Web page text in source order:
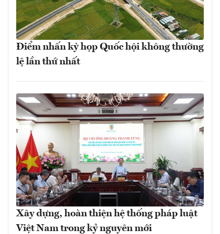
Điểm nhấn kỳ họp Quốc hội không thường
lệ lần thứ nhất
Xây dựng, hoàn thiện hệ thống pháp luật
Việt Nam trong kỷ nguyên mới